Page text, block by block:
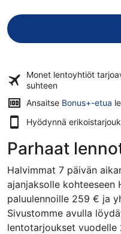
Monet lentoyhtiöt
suhteen
Ansaitse Bonus+-etua
Hyödynnä
Parhaat
Halvimmat 7 päivän
ajanjaksolle kohteeseen
paluulennoille 259 € ja
Sivustomme avulla
lentotarjoukset vuodelle